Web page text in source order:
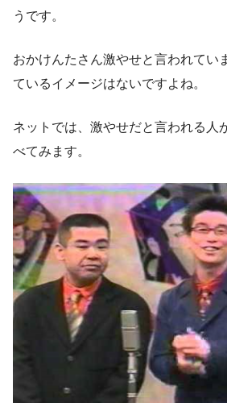
うです。
おかけんたさん激やせと言われてい
ているイメージはないですよね。
ネットでは、激やせだと言われる人
べてみます。